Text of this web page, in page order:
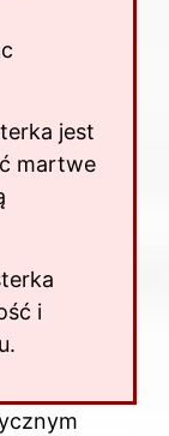
jest
martwe
i